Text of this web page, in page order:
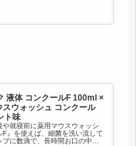
液体 コンクールF 100ml ×
スウォッシュ コンクール
ト味
や就寝前に薬用マウスウォッシ
F』を使えば、細菌を洗い流して
プに数滴で、長時間お口の中ス